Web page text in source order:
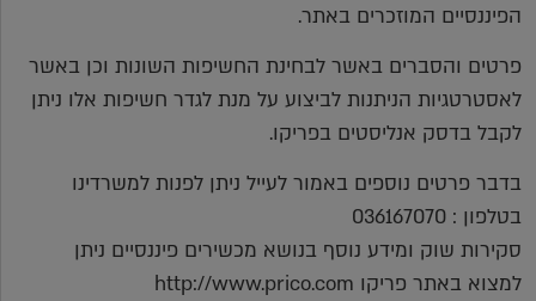
הפיננסיים המוזכרים באתר.
פרטים והסברים באשר לבחינת החשיפות השונות וכן באשר
לאסטרטגיות הניתנות לביצוע על מנת לגדר חשיפות אלו ניתן
לקבל בדסק אנליסטים בפריקו.
בדבר פרטים נוספים באמור לעייל ניתן לפנות למשרדינו
בטלפון : 036167070
סקירות שוק ומידע נוסף בנושא מכשירים פיננסיים ניתן
למצוא באתר פריקו http://www.prico.com